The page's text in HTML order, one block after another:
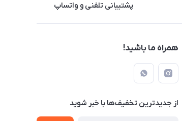
پشتیبانی تلفنی و واتساپ
همراه ما باشید!
از جدید‌ترین تخفیف‌ها با‌ خبر شوید